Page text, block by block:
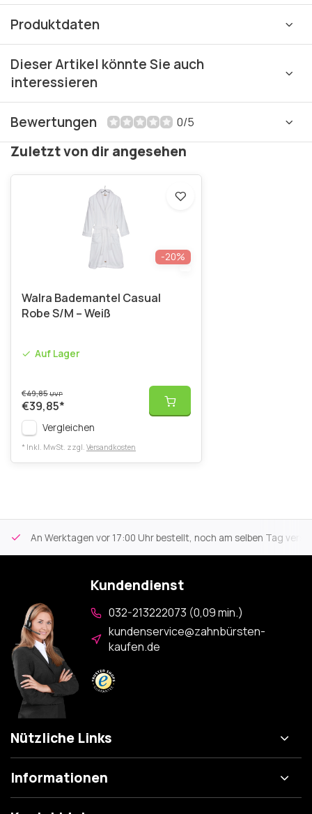
Produktdaten
Dieser Artikel könnte Sie auch
interessieren
Bewertungen 0/5
Zuletzt von dir angesehen
-20%
Walra Bademantel Casual
Robe S/M – Weiß
Auf Lager
€49,85UVP
€39,85*
Vergleichen
* Inkl. MwSt. zzgl. Versandkosten
An Werktagen vor 17:00 Uhr bestellt, noch am selben Tag
Kundendienst
032-213222073 (0,09 min.)
kundenservice@zahnbürsten-
kaufen.de
Nützliche Links
Informationen